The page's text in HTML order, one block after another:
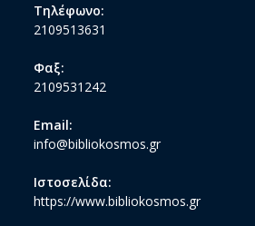
Τηλέφωνο:
2109513631
Φαξ:
2109531242
Email:
info@bibliokosmos.gr
Ιστοσελίδα:
https://www.bibliokosmos.gr